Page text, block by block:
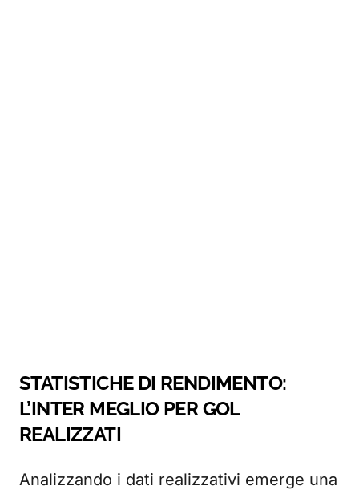
STATISTICHE DI RENDIMENTO:
L’INTER MEGLIO PER GOL
REALIZZATI
Analizzando i dati realizzativi emerge una